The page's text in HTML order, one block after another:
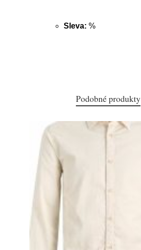
Sleva: %
Podobné produkty